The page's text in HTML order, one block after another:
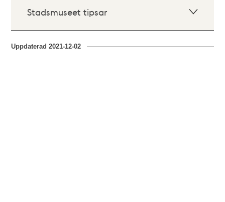
Stadsmuseet tipsar
Uppdaterad2021-12-02